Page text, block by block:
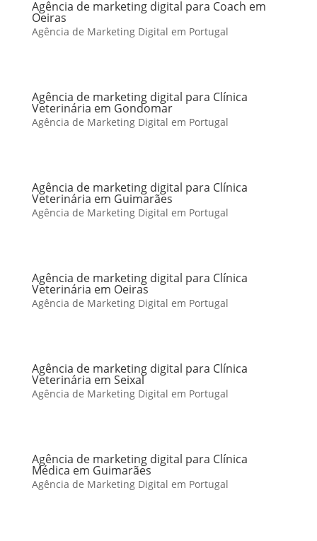
Agência de marketing digital para Coach em
Oeiras
Agência de Marketing Digital em Portugal
Agência de marketing digital para Clínica
Veterinária em Gondomar
Agência de Marketing Digital em Portugal
Agência de marketing digital para Clínica
Veterinária em Guimarães
Agência de Marketing Digital em Portugal
Agência de marketing digital para Clínica
Veterinária em Oeiras
Agência de Marketing Digital em Portugal
Agência de marketing digital para Clínica
Veterinária em Seixal
Agência de Marketing Digital em Portugal
Agência de marketing digital para Clínica
Médica em Guimarães
Agência de Marketing Digital em Portugal